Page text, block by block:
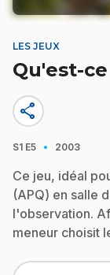
LES JEUX
Qu'est-
share
S1 E5 · 2003
Ce jeu, idéal
(APQ) en salle
l'observation.
meneur choisit